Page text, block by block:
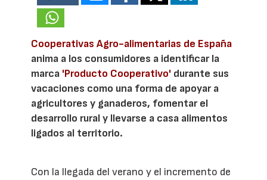
Cooperativas Agro-alimentarias de España
anima a los consumidores a identificar la
marca 'Producto Cooperativo' durante sus
vacaciones como una forma de apoyar a
agricultores y ganaderos, fomentar el
desarrollo rural y llevarse a casa alimentos
ligados al territorio.
Con la llegada del verano y el incremento de